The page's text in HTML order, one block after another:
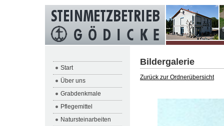
Start
Über uns
Grabdenkmale
Pflegemittel
Natursteinarbeiten
Bildergalerie
Zurück zur Ordnerübersicht